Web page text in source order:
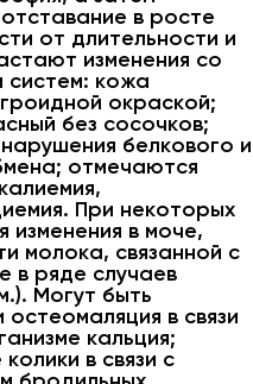
в росте
от длительности и
изменения со
систем: кожа
окраской;
без сосочков;
белкового и
отмечаются
При некоторых
в моче,
молока, связанной с
в ряде случаев
Могут быть
в связи
кальция;
в связи с